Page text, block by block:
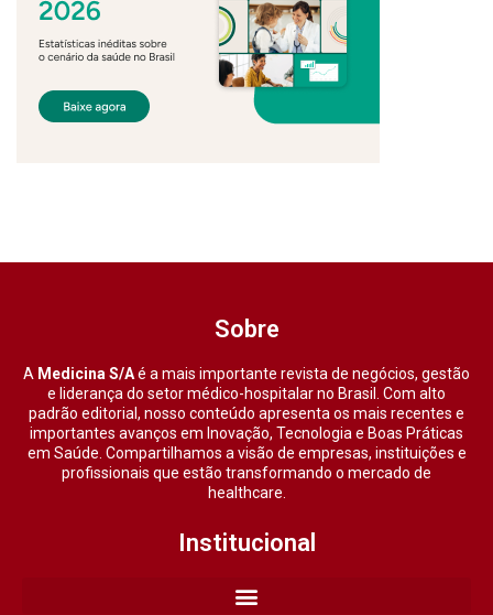
Sobre
A Medicina S/Aé a mais importante revista de negócios, gestão
e liderança do setor médico-hospitalar no Brasil. Com alto
padrão editorial, nosso conteúdo apresenta os mais recentes e
importantes avanços em Inovação, Tecnologia e Boas Práticas
em Saúde. Compartilhamos a visão de empresas, instituições e
profissionais que estão transformando o mercado de
healthcare.
Institucional